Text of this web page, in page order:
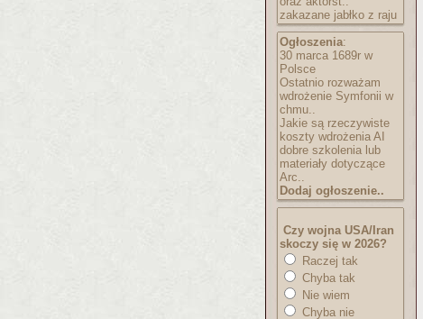
zakazane jabłko z raju
Ogłoszenia:
30 marca 1689r w
Polsce
Ostatnio rozważam
wdrożenie Symfonii w
chmu..
Jakie są rzeczywiste
koszty wdrożenia AI
dobre szkolenia lub
materiały dotyczące
Arc..
Dodaj ogłoszenie..
Czy wojna USA/Iran
skoczy się w 2026?
Raczej tak
Chyba tak
Nie wiem
Chyba nie